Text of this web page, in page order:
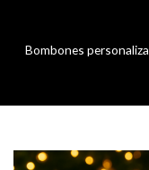
Bombones